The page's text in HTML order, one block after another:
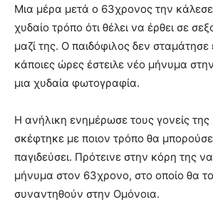
Μια μέρα μετά ο 63χρονος την
χυδαίο τρόπο ότι θέλει να έρθει σε
μαζί της. Ο παιδόφιλος δεν σταμάτησε
κάποιες ώρες έστειλε νέο μήνυμα
μια χυδαία φωτογραφία.
Η ανήλικη ενημέρωσε τους γονείς της
σκέφτηκε με ποιον τρόπο θα
παγιδεύσει. Πρότεινε στην κόρη της να
μήνυμα στον 63χρονο, στο οποίο θα
συναντηθούν στην Ομόνοια.